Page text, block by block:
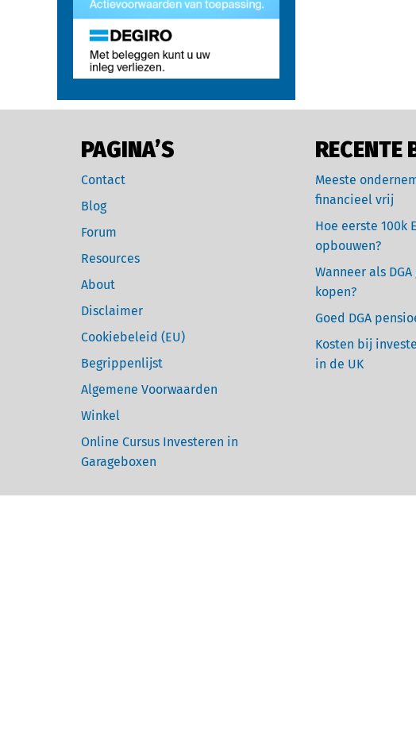
PAGINA’S
Contact
Blog
Forum
Resources
About
Disclaimer
Cookiebeleid (EU)
Begrippenlijst
Algemene Voorwaarden
Winkel
Online Cursus Investeren in
Garageboxen
RECENTE
Meeste
financieel vrij
Hoe eerste 100k
opbouwen?
Wanneer als
kopen?
Goed DGA
Kosten bij
in de UK